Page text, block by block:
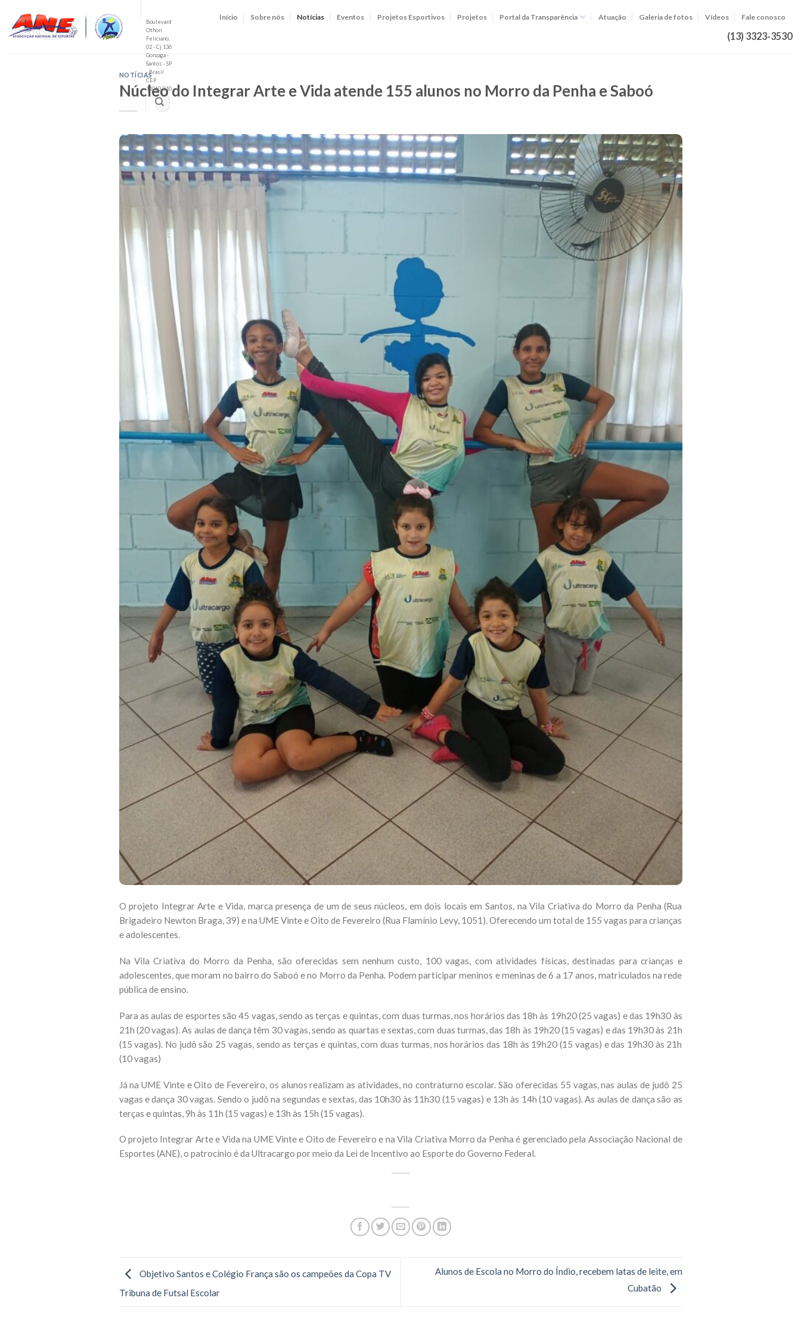
content
Boulevard
Othon
Feliciano,
02 - Cj 136
Gonzaga -
Santos - SP
- Brasil
CEP.
11060-010
Início Sobre nós Notícias Eventos Projetos Esportivos Projetos Portal da Transparência Atuação Galeria de fotos Vídeos Fale conosco
(13) 3323-3530
NOTÍCIAS
Núcleo do Integrar Arte e Vida atende 155 alunos no Morro da Penha e Saboó
O projeto Integrar Arte e Vida, marca presença de um de seus núcleos, em dois locais em Santos, na Vila Criativa do Morro da Penha (Rua
Brigadeiro Newton Braga, 39) e na UME Vinte e Oito de Fevereiro (Rua Flamínio Levy, 1051). Oferecendo um total de 155 vagas para crianças
e adolescentes.
Na Vila Criativa do Morro da Penha, são oferecidas sem nenhum custo, 100 vagas, com atividades físicas, destinadas para crianças e
adolescentes, que moram no bairro do Saboó e no Morro da Penha. Podem participar meninos e meninas de 6 a 17 anos, matriculados na rede
pública de ensino.
Para as aulas de esportes são 45 vagas, sendo as terças e quintas, com duas turmas, nos horários das 18h às 19h20 (25 vagas) e das 19h30 às
21h (20 vagas). As aulas de dança têm 30 vagas, sendo as quartas e sextas, com duas turmas, das 18h às 19h20 (15 vagas) e das 19h30 às 21h
(15 vagas). No judô são 25 vagas, sendo as terças e quintas, com duas turmas, nos horários das 18h às 19h20 (15 vagas) e das 19h30 às 21h
(10 vagas)
Já na UME Vinte e Oito de Fevereiro, os alunos realizam as atividades, no contraturno escolar. São oferecidas 55 vagas, nas aulas de judô 25
vagas e dança 30 vagas. Sendo o judô na segundas e sextas, das 10h30 às 11h30 (15 vagas) e 13h às 14h (10 vagas). As aulas de dança são as
terças e quintas, 9h às 11h (15 vagas) e 13h às 15h (15 vagas).
O projeto Integrar Arte e Vida na UME Vinte e Oito de Fevereiro e na Vila Criativa Morro da Penha é gerenciado pela Associação Nacional de
Esportes (ANE), o patrocínio é da Ultracargo por meio da Lei de Incentivo ao Esporte do Governo Federal.
Objetivo Santos e Colégio França são os campeões da Copa TV
Tribuna de Futsal Escolar
Alunos de Escola no Morro do Índio, recebem latas de leite, em
Cubatão